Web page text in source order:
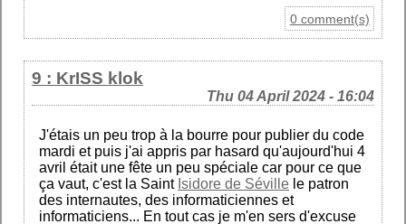
0 comment(s)
9 : KrISS klok
Thu 04 April 2024 - 16:04
J'étais un peu trop à la bourre pour publier du code
mardi et puis j'ai appris par hasard qu'aujourd'hui 4
avril était une fête un peu spéciale car pour ce que
ça vaut, c'est la Saint Isidore de Séville le patron
des internautes, des informaticiennes et
informaticiens... En tout cas je m'en sers d'excuse